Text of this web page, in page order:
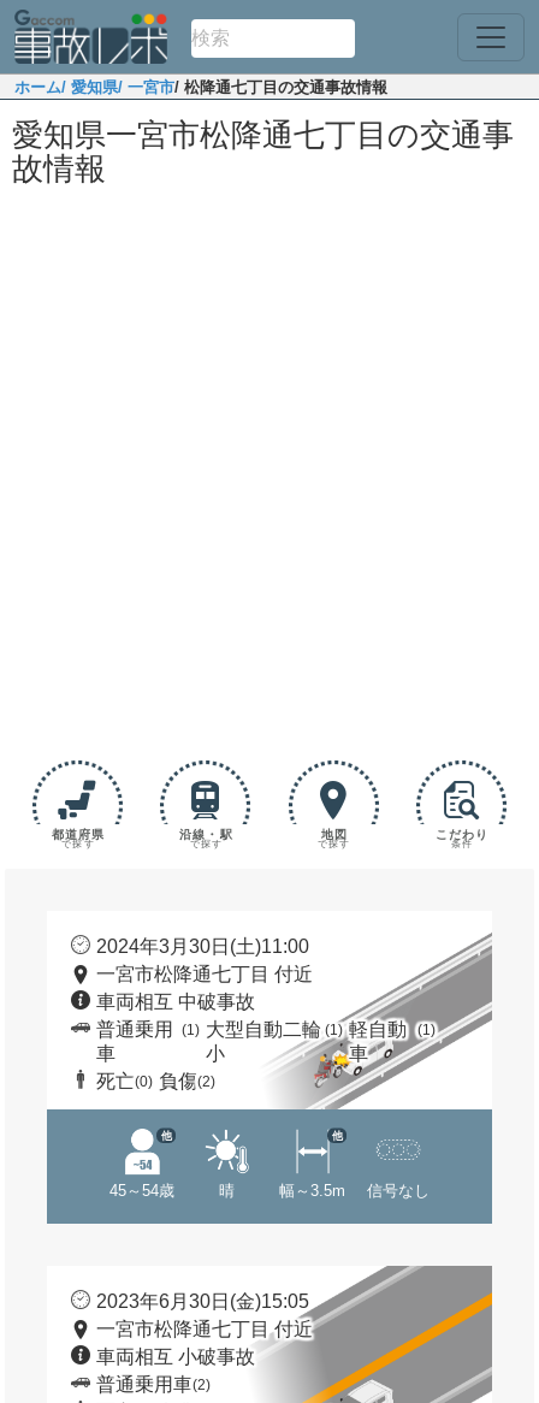
ホーム/ 愛知県/ 一宮市/ 松降通七丁目の交通事故情報
愛知県一宮市松降通七丁目の交通事
故情報
都道府県
で探す
沿線・駅
で探す
地図
で探す
こだわり
条件
2024年3月30日(土)11:00
一宮市松降通七丁目 付近
車両相互 中破事故
普通乗用
車
(1) 大型自動二輪
小
(1) 軽自動
車
(1)
死亡(0) 負傷(2)
45～54歳
他
晴 幅～3.5m
他
信号なし
2023年6月30日(金)15:05
一宮市松降通七丁目 付近
車両相互 小破事故
普通乗用車(2)